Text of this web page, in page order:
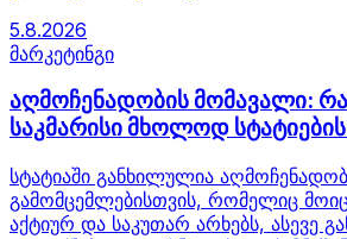
5.8.2026
მარკეტინგი
აღმოჩენადობის მომავალი:
საკმარისი მხოლოდ სტატიების
სტატიაში განხილულია
გამომცემლებისთვის, რომელიც
აქტიურ და საკუთარ არხებს, ასევე